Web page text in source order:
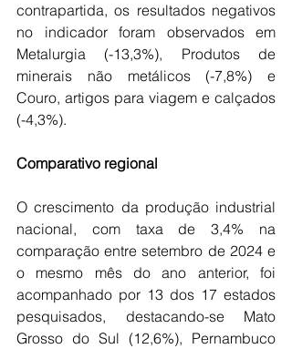
contrapartida, os resultados negativos
no indicador foram observados em
Metalurgia (-13,3%), Produtos de
minerais não metálicos (-7,8%) e
Couro, artigos para viagem e calçados
(-4,3%).
Comparativo regional
O crescimento da produção industrial
nacional, com taxa de 3,4% na
comparação entre setembro de 2024 e
o mesmo mês do ano anterior, foi
acompanhado por 13 dos 17 estados
pesquisados, destacando-se Mato
Grosso do Sul (12,6%), Pernambuco